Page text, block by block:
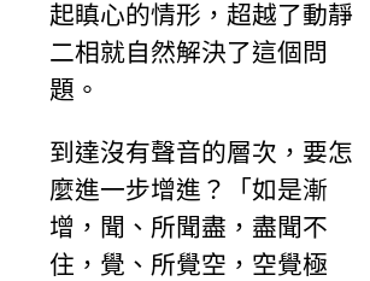
起瞋心的情形，超越了動靜
二相就自然解決了這個問
題。
到達沒有聲音的層次，要怎
麼進一步增進？「如是漸
增，聞、所聞盡，盡聞不
住，覺、所覺空，空覺極